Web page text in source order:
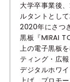
大学卒事業後
ルタントとし
2020年にさつ
黒板『MIRAI
上の電子黒板
ティング・広
デジタルホワ